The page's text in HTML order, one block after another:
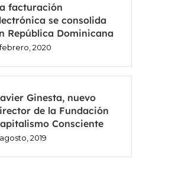
facturación
se consolida
República Dominicana
2020
Ginesta, nuevo
de la Fundación
Consciente
2019